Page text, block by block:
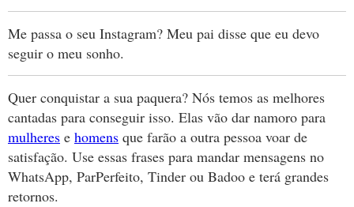
Me passa o seu Instagram? Meu pai disse que eu devo
seguir o meu sonho.
Quer conquistar a sua paquera? Nós temos as melhores
cantadas para conseguir isso. Elas vão dar namoro para
mulheres e homens que farão a outra pessoa voar de
satisfação. Use essas frases para mandar mensagens no
WhatsApp, ParPerfeito, Tinder ou Badoo e terá grandes
retornos.